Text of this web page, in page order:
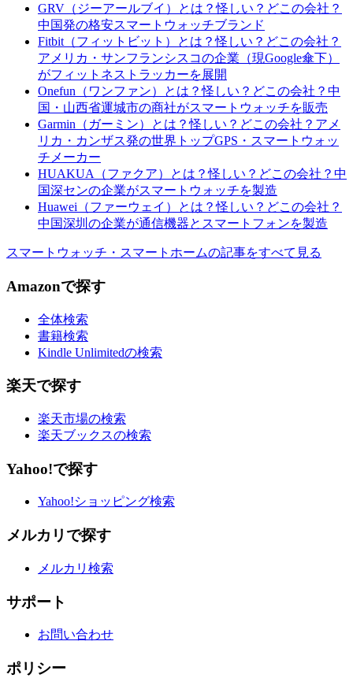
GRV（ジーアールブイ）とは？怪しい？どこの会社？
中国発の格安スマートウォッチブランド
Fitbit（フィットビット）とは？怪しい？どこの会社？
アメリカ・サンフランシスコの企業（現Google傘下）
がフィットネストラッカーを展開
Onefun（ワンファン）とは？怪しい？どこの会社？中
国・山西省運城市の商社がスマートウォッチを販売
Garmin（ガーミン）とは？怪しい？どこの会社？アメ
リカ・カンザス発の世界トップGPS・スマートウォッ
チメーカー
HUAKUA（ファクア）とは？怪しい？どこの会社？中
国深センの企業がスマートウォッチを製造
Huawei（ファーウェイ）とは？怪しい？どこの会社？
中国深圳の企業が通信機器とスマートフォンを製造
スマートウォッチ・スマートホームの記事をすべて見る
Amazonで探す
全体検索
書籍検索
Kindle Unlimitedの検索
楽天で探す
楽天市場の検索
楽天ブックスの検索
Yahoo!で探す
Yahoo!ショッピング検索
メルカリで探す
メルカリ検索
サポート
お問い合わせ
ポリシー